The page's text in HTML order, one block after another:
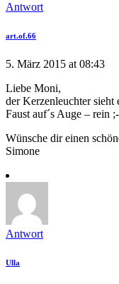
Antwort
art.of.66
5. März 2015 at 08:43
Liebe Moni,
der Kerzenleuchter sieht
Faust auf´s Auge – rein
Wünsche dir einen
Simone
Antwort
Ulla